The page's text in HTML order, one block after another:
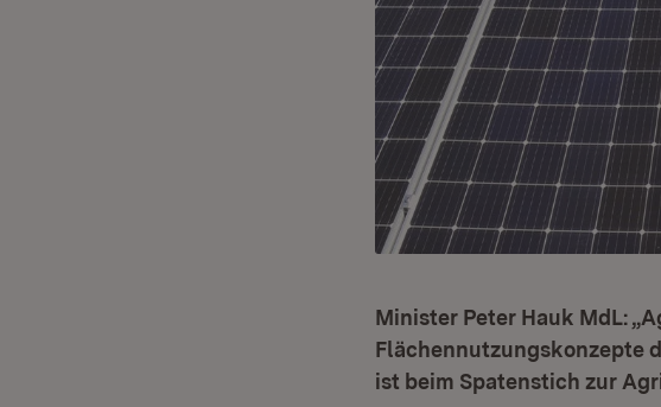
Minister Peter Hauk MdL:
Flächennutzungskonzepte
ist beim Spatenstich zur